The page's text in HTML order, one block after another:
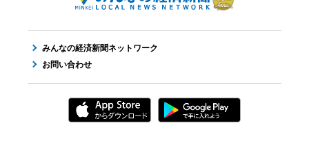
みんなの経済新聞ネットワーク
お問い合わせ